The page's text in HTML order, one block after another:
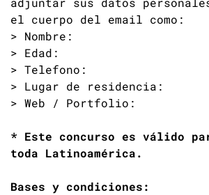
el cuerpo del email como:
> Nombre:
> Edad:
> Telefono:
> Lugar de residencia:
> Web / Portfolio:
* Este concurso es válido
toda Latinoamérica.
Bases y condiciones: